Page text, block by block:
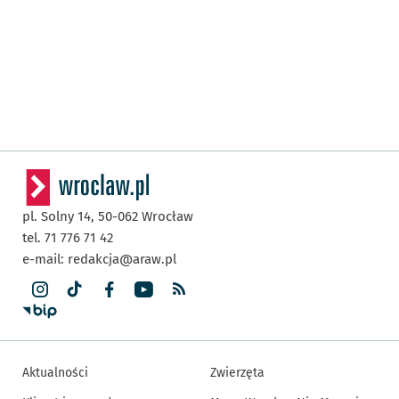
pl. Solny 14, 50-062 Wrocław
tel. 71 776 71 42
e-mail: redakcja@araw.pl
Aktualności
Zwierzęta